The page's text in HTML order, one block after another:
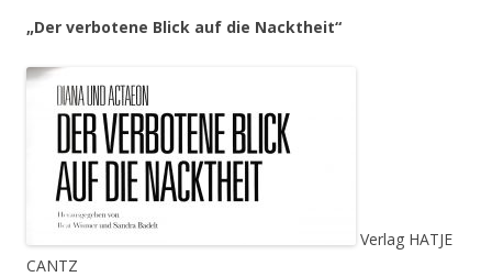
„Der verbotene Blick auf die Nacktheit“
Verlag HATJE
CANTZ